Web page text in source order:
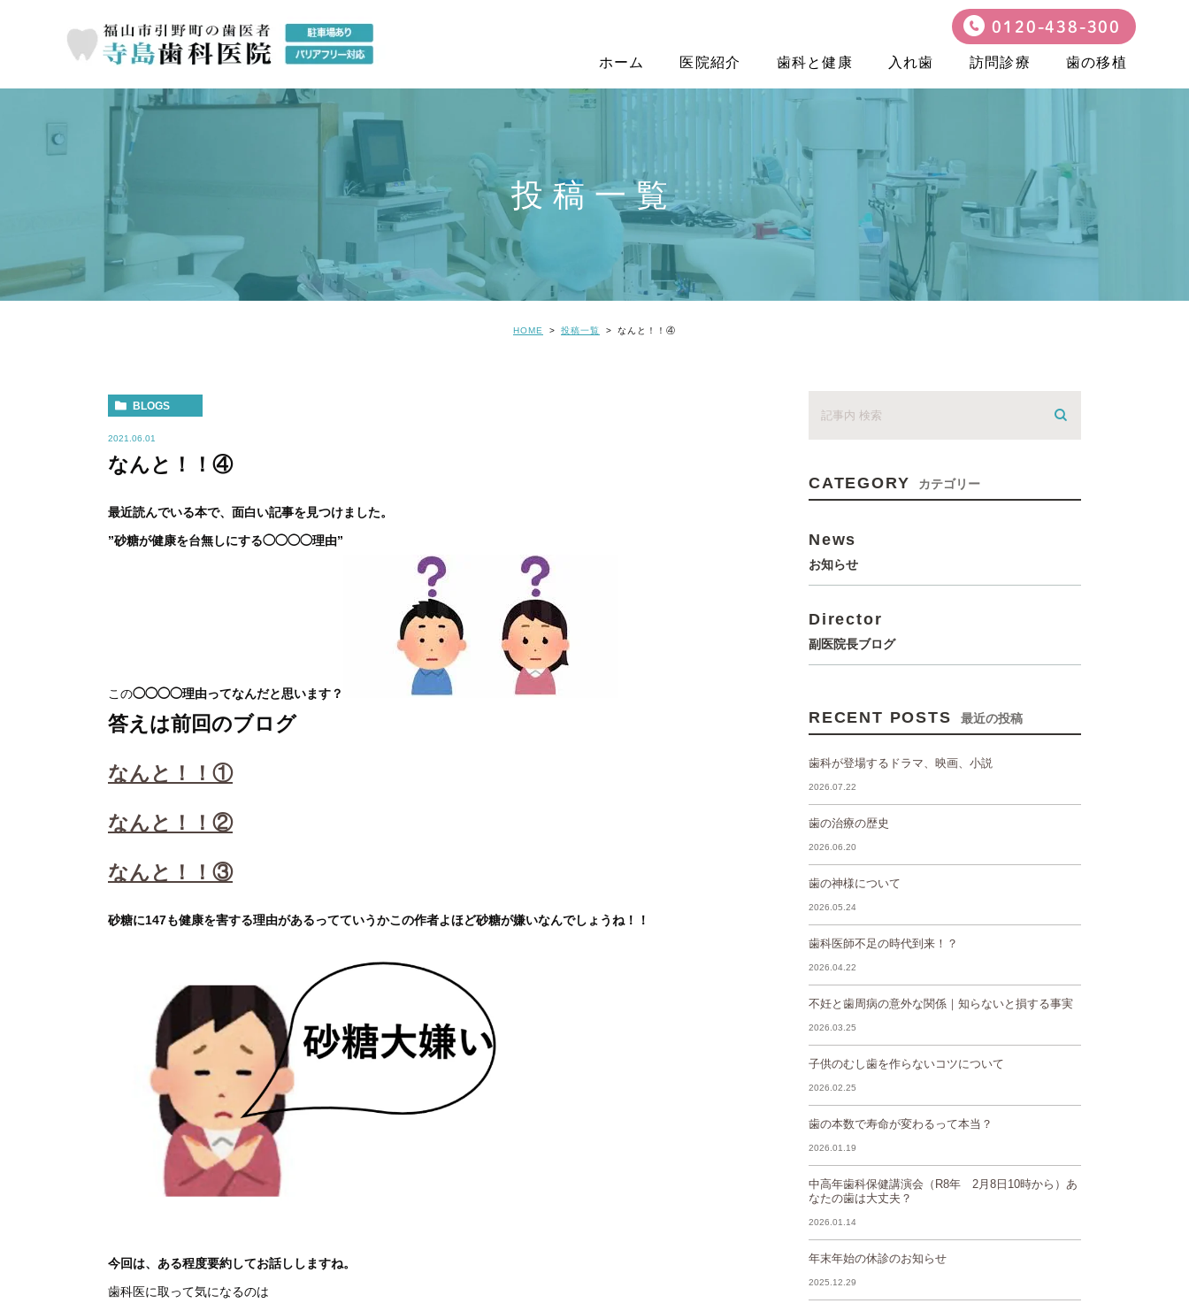
0120-438-300
ホーム 医院紹介 歯科と健康 入れ歯 訪問診療 歯の移植
投稿一覧
HOME 投稿一覧 なんと！！④
BLOGS
2021.06.01
なんと！！④
最近読んでいる本で、面白い記事を見つけました。
”砂糖が健康を台無しにする◯◯◯◯理由”
この◯◯◯◯理由ってなんだと思います？
答えは前回のブログ
なんと！！①
なんと！！②
なんと！！③
砂糖に147も健康を害する理由があるってていうかこの作者よほど砂糖が嫌いなんでしょうね！！
今回は、ある程度要約してお話ししますね。
歯科医に取って気になるのは
CATEGORY カテゴリー
News
お知らせ
Director
副医院長ブログ
RECENT POSTS 最近の投稿
歯科が登場するドラマ、映画、小説
2026.07.22
歯の治療の歴史
2026.06.20
歯の神様について
2026.05.24
歯科医師不足の時代到来！？
2026.04.22
不妊と歯周病の意外な関係｜知らないと損する事実
2026.03.25
子供のむし歯を作らないコツについて
2026.02.25
歯の本数で寿命が変わるって本当？
2026.01.19
中高年歯科保健講演会（R8年 2月8日10時から）あ
なたの歯は大丈夫？
2026.01.14
年末年始の休診のお知らせ
2025.12.29